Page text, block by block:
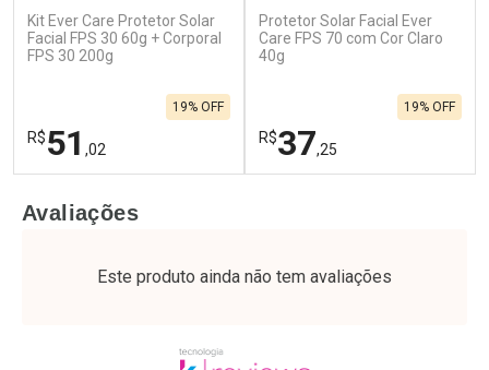
Kit Ever Care Protetor Solar
Facial FPS 30 60g + Corporal
FPS 30 200g
R$51 ,02
19% OFF
Laboratório
Por Menos
Protetor Solar Facial Ever
Care FPS 70 com Cor Claro
40g
R$37,25
19% OFF
Laboratório
Por Menos
Avaliações
Este produto ainda não tem avaliações